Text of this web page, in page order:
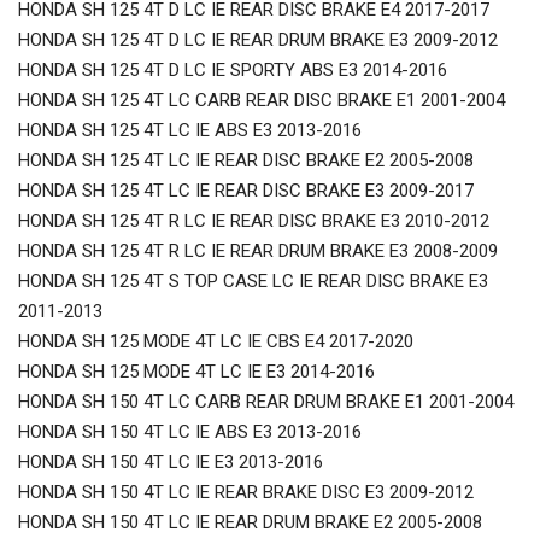
HONDA SH 125 4T D LC IE REAR DISC BRAKE E4 2017-2017
HONDA SH 125 4T D LC IE REAR DRUM BRAKE E3 2009-2012
HONDA SH 125 4T D LC IE SPORTY ABS E3 2014-2016
HONDA SH 125 4T LC CARB REAR DISC BRAKE E1 2001-2004
HONDA SH 125 4T LC IE ABS E3 2013-2016
HONDA SH 125 4T LC IE REAR DISC BRAKE E2 2005-2008
HONDA SH 125 4T LC IE REAR DISC BRAKE E3 2009-2017
HONDA SH 125 4T R LC IE REAR DISC BRAKE E3 2010-2012
HONDA SH 125 4T R LC IE REAR DRUM BRAKE E3 2008-2009
HONDA SH 125 4T S TOP CASE LC IE REAR DISC BRAKE E3
2011-2013
HONDA SH 125 MODE 4T LC IE CBS E4 2017-2020
HONDA SH 125 MODE 4T LC IE E3 2014-2016
HONDA SH 150 4T LC CARB REAR DRUM BRAKE E1 2001-2004
HONDA SH 150 4T LC IE ABS E3 2013-2016
HONDA SH 150 4T LC IE E3 2013-2016
HONDA SH 150 4T LC IE REAR BRAKE DISC E3 2009-2012
HONDA SH 150 4T LC IE REAR DRUM BRAKE E2 2005-2008